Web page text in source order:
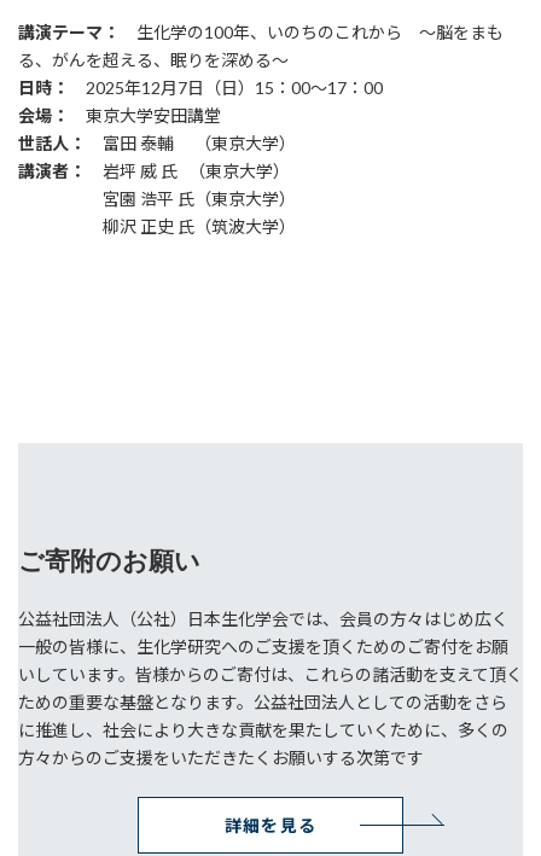
講演テーマ：
生化学の100年、いのちのこれから ～脳をまも
る、がんを超える、眠りを深める～
日時：
2025年12月7日（日）15：00～17：00
会場：
東京大学安田講堂
世話人：
富田 泰輔 （東京大学）
講演者：
岩坪 威 氏 （東京大学）
宮園 浩平 氏（東京大学）
柳沢 正史 氏（筑波大学）
ご寄附のお願い
公益社団法人（公社）日本生化学会では、会員の方々はじめ広く
一般の皆様に、生化学研究へのご支援を頂くためのご寄付をお願
いしています。皆様からのご寄付は、これらの諸活動を支えて頂く
ための重要な基盤となります。公益社団法人としての活動をさら
に推進し、社会により大きな貢献を果たしていくために、多くの
方々からのご支援をいただきたくお願いする次第です
詳細を見る